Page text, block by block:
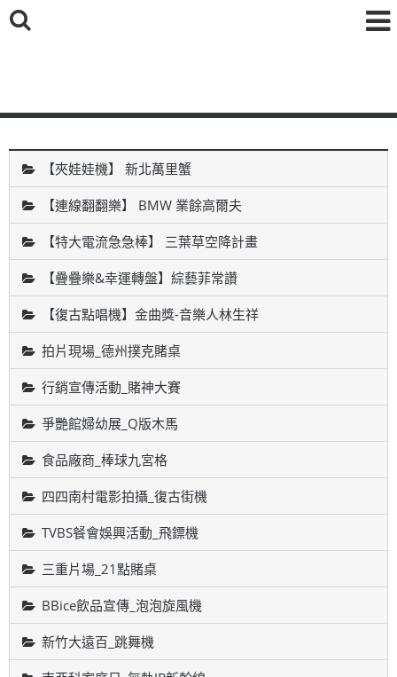
【夾娃娃機】 新北萬里蟹
【連線翻翻樂】 BMW 業餘高爾夫
【特大電流急急棒】 三葉草空降計畫
【疊疊樂&幸運轉盤】綜藝菲常讚
【復古點唱機】金曲獎-音樂人林生祥
拍片現場_德州撲克賭桌
行銷宣傳活動_賭神大賽
爭艷館婦幼展_Q版木馬
食品廠商_棒球九宮格
四四南村電影拍攝_復古街機
TVBS餐會娛興活動_飛鏢機
三重片場_21點賭桌
BBice飲品宣傳_泡泡旋風機
新竹大遠百_跳舞機